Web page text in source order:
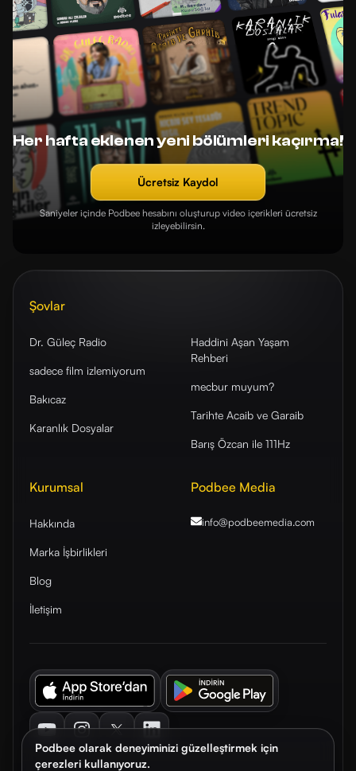
Podbee olarak deneyiminizi güzelleştirmek için
çerezleri kullanıyoruz.
Her hafta eklenen yeni bölümleri kaçırma!
Ücretsiz Kaydol
Saniyeler içinde Podbee hesabını oluşturup video içerikleri ücretsiz
izleyebilirsin.
Şovlar
Dr. Güleç Radio
sadece film izlemiyorum
Bakıcaz
Karanlık Dosyalar
Haddini Aşan Yaşam
Rehberi
mecbur muyum?
Tarihte Acaib ve Garaib
Barış Özcan ile 111Hz
Kurumsal
Hakkında
Marka İşbirlikleri
Blog
İletişim
Podbee Media
info@podbeemedia.com